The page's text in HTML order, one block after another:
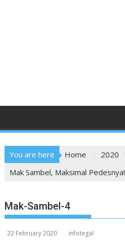
You are here Home
2020
Mak Sambel, Maksimal Pedesnya!
Mak-Sambel-4
22 February 2020 infotegal